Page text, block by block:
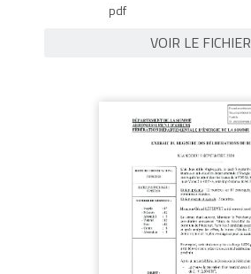
pdf
VOIR LE FICHIER